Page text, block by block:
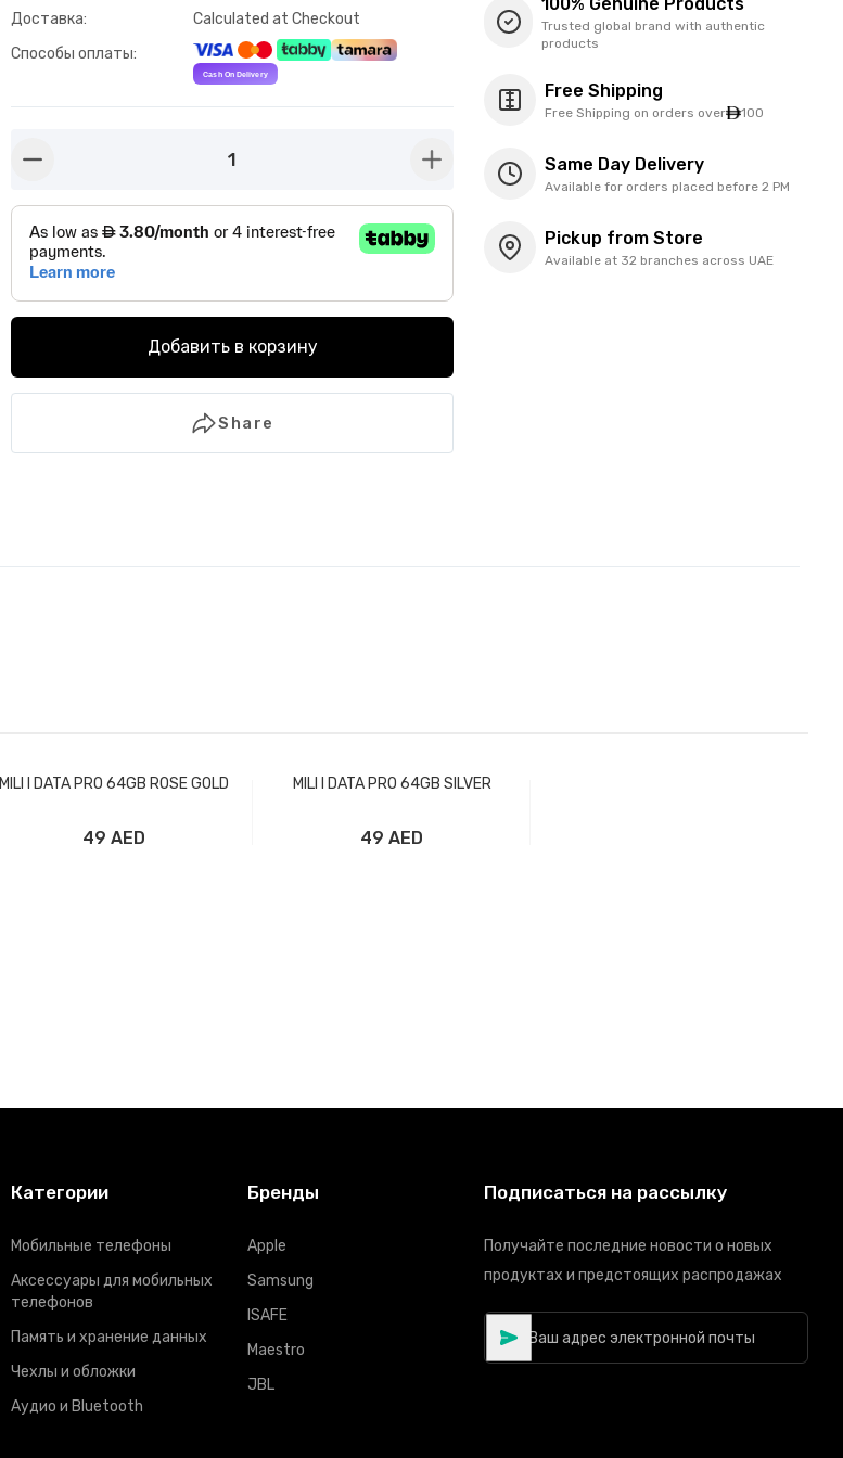
Доставка:
Calculated at Checkout
Способы оплаты:
1 button-plus
Добавить в корзину
Share
Trusted global brand with authentic
products
Free Shipping
Free Shipping on orders over 100
Same Day Delivery
Available for orders placed before 2 PM
Pickup from Store
Available at 32 branches across UAE
MILI I DATA PRO 64GB ROSE GOLD
49 AED
MILI I DATA PRO 64GB SILVER
49 AED
Категории
Мобильные телефоны
Аксессуары для мобильных
телефонов
Память и хранение данных
Чехлы и обложки
Аудио и Bluetooth
Бренды
Apple
Samsung
ISAFE
Maestro
JBL
Подписаться на рассылку
Получайте последние новости о новых
продуктах и предстоящих распродажах